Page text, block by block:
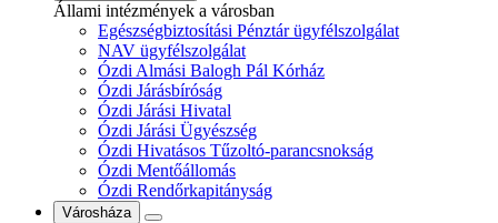
Állami intézmények a városban
Egészségbiztosítási Pénztár ügyfélszolgálat
NAV ügyfélszolgálat
Ózdi Almási Balogh Pál Kórház
Ózdi Járásbíróság
Ózdi Járási Hivatal
Ózdi Járási Ügyészség
Ózdi Hivatásos Tűzoltó-parancsnokság
Ózdi Mentőállomás
Ózdi Rendőrkapitányság
Városháza